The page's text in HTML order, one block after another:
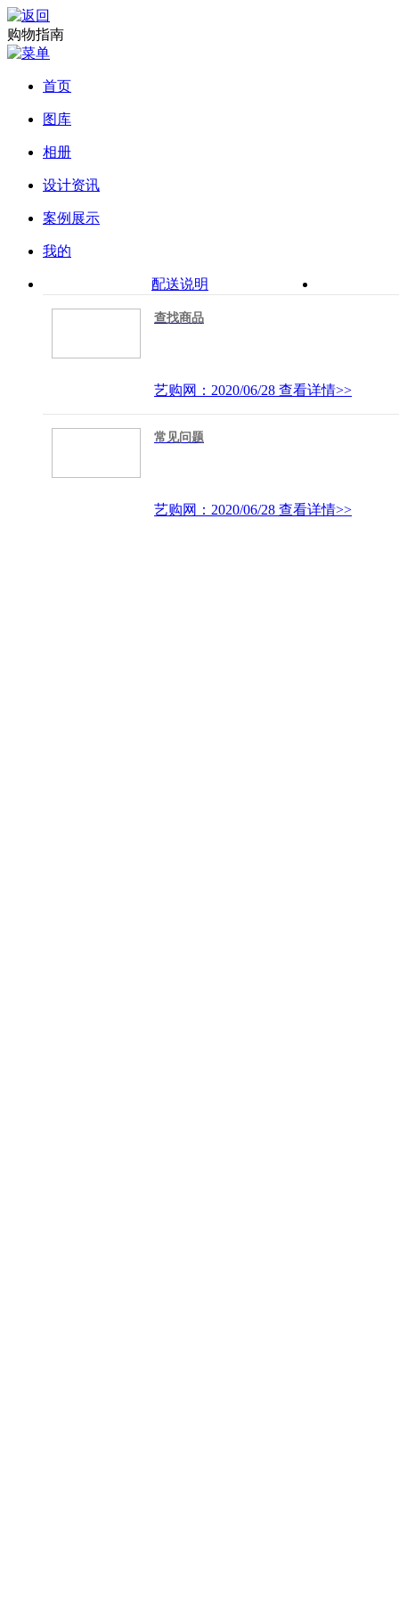
购物指南
首页
图库
相册
设计资讯
案例展示
我的
配送说明
查找商品
艺购网：2020/06/28 查看详情>>
常见问题
艺购网：2020/06/28 查看详情>>